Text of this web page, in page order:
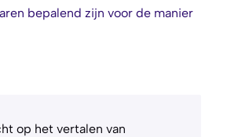
bepalend zijn voor de manier
op het vertalen van